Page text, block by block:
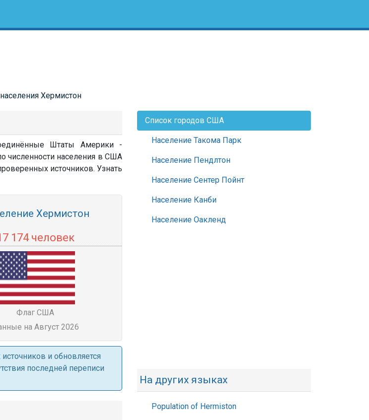
Хермистон
Штаты Америки -
численности населения в США
источников. Узнать
Хермистон
174 человек
Флаг США
на Август 2026
и обновляется
последней переписи
Список городов США
Население Такома Парк
Население Пендлтон
Население Сентер Пойнт
Население Канби
Население Оакленд
На других языках
Population of Hermiston